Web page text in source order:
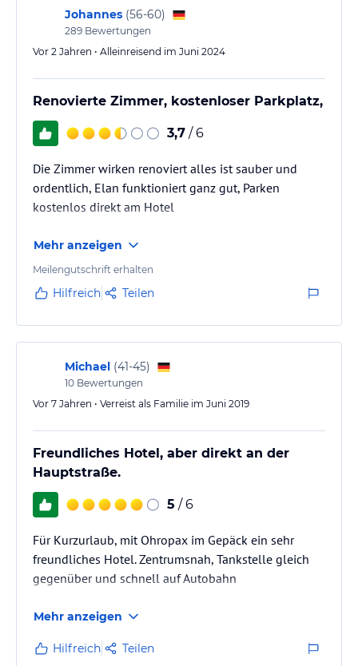
Johannes (56-60)
289 Bewertungen
Vor 2 Jahren • Alleinreisend im Juni 2024
Renovierte Zimmer, kostenloser Parkplatz,
3,7 / 6
Die Zimmer wirken renoviert alles ist sauber und
ordentlich, Elan funktioniert ganz gut, Parken
kostenlos direkt am Hotel
Mehr anzeigen
Meilengutschrift erhalten
Hilfreich Teilen
Michael (41-45)
10 Bewertungen
Vor 7 Jahren • Verreist als Familie im Juni 2019
Freundliches Hotel, aber direkt an der
Hauptstraße.
5 / 6
Für Kurzurlaub, mit Ohropax im Gepäck ein sehr
freundliches Hotel. Zentrumsnah, Tankstelle gleich
gegenüber und schnell auf Autobahn
Mehr anzeigen
Hilfreich Teilen